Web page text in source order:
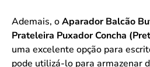
Ademais, oAparador Balcão
Prateleira Puxador Concha
uma excelente opção para
pode utilizá-lo para armazenar